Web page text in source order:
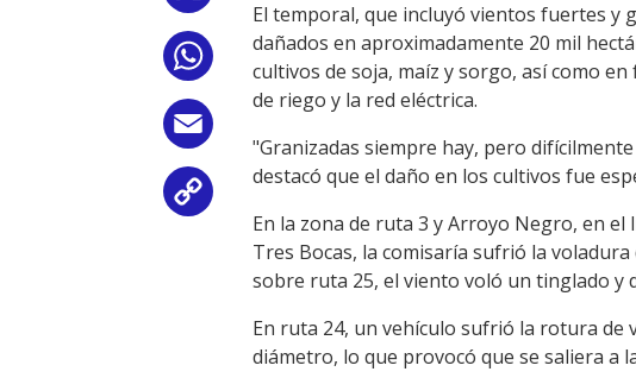
WhatsApp
Link
El temporal, que incluyó vientos fuertes y
dañados en aproximadamente 20 mil
cultivos de soja, maíz y sorgo, así como
de riego y la red eléctrica.
"Granizadas siempre hay, pero
destacó que el daño en los cultivos fue
En la zona de ruta 3 y Arroyo Negro, en
Tres Bocas, la comisaría sufrió la
sobre ruta 25, el viento voló un tinglado y
En ruta 24, un vehículo sufrió la rotura de
diámetro, lo que provocó que se saliera a